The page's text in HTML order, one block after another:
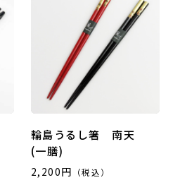
輪島うるし箸 南天
(一膳)
2,200円 （税込）